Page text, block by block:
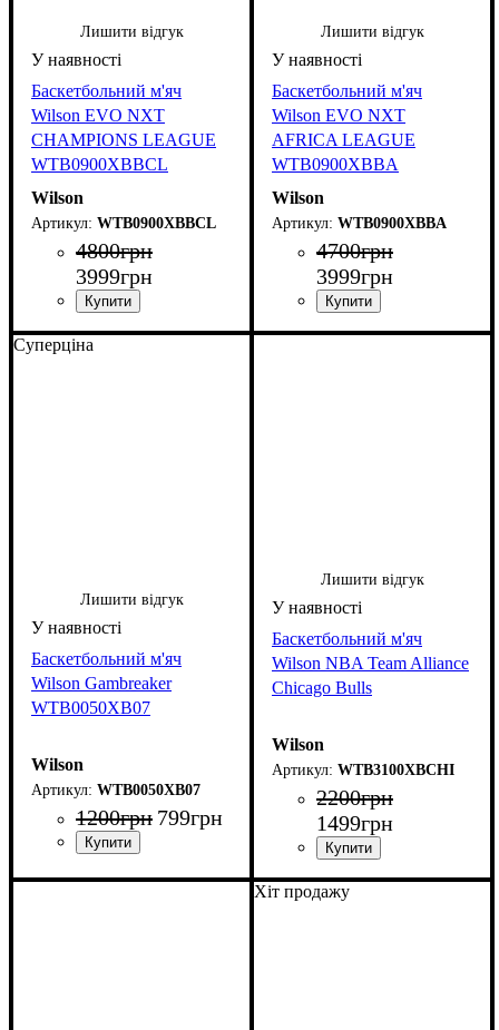
Лишити відгук
Баскетбольний м'яч
Wilson EVO NXT
CHAMPIONS LEAGUE
WTB0900XBBCL
Wilson
WTB0900XBBCL
4800грн
3999грн
Лишити відгук
Баскетбольний м'яч
Wilson EVO NXT
AFRICA LEAGUE
WTB0900XBBA
Wilson
WTB0900XBBA
4700грн
3999грн
Суперціна
Лишити відгук
Баскетбольний м'яч
Wilson Gambreaker
WTB0050XB07
Wilson
WTB0050XB07
1200грн 799грн
Лишити відгук
Баскетбольний м'яч
Wilson NBA Team Alliance
Chicago Bulls
Wilson
WTB3100XBCHI
2200грн
1499грн
Хіт продажу